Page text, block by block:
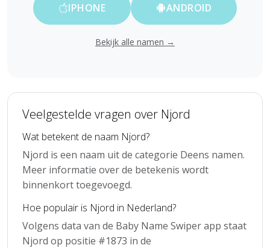
IPHONE ANDROID
Bekijk alle namen →
Veelgestelde vragen over Njord
Wat betekent de naam Njord?
Njord is een naam uit de categorie Deens namen.
Meer informatie over de betekenis wordt
binnenkort toegevoegd.
Hoe populair is Njord in Nederland?
Volgens data van de Baby Name Swiper app staat
Njord op positie #1873 in de